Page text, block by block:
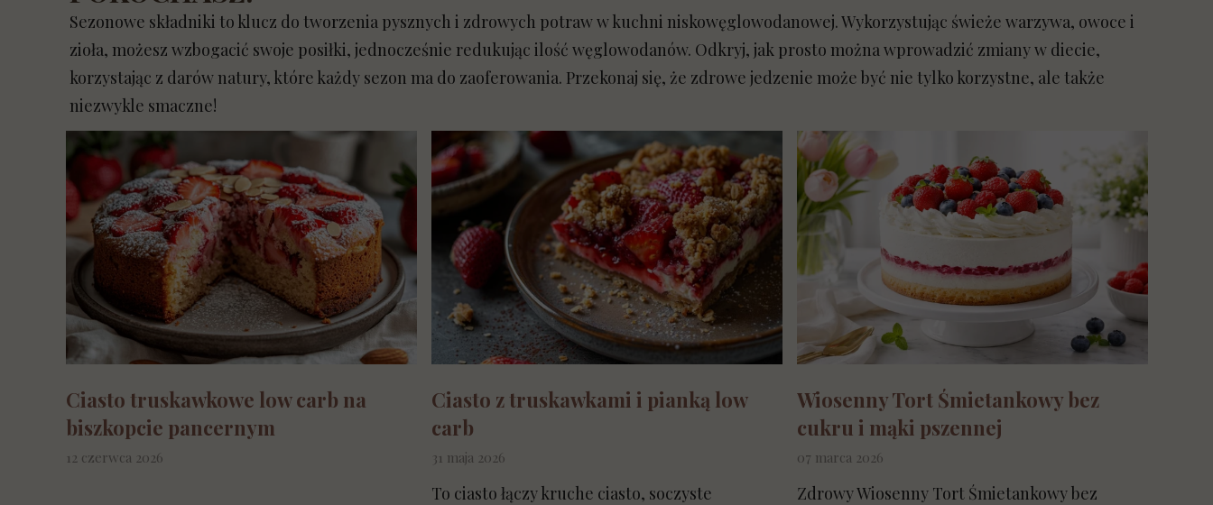
Sezonowe składniki to klucz do tworzenia pysznych i zdrowych potraw w kuchni niskowęglowodanowej. Wykorzystując świeże warzywa, owoce i
zioła, możesz wzbogacić swoje posiłki, jednocześnie redukując ilość węglowodanów. Odkryj, jak prosto można wprowadzić zmiany w diecie,
korzystając z darów natury, które każdy sezon ma do zaoferowania. Przekonaj się, że zdrowe jedzenie może być nie tylko korzystne, ale także
niezwykle smaczne!
Ciasto truskawkowe low carb na
biszkopcie pancernym
12 czerwca 2026
Ciasto z truskawkami i pianką low
carb
31 maja 2026
To ciasto łączy kruche ciasto, soczyste
Wiosenny Tort Śmietankowy bez
cukru i mąki pszennej
07 marca 2026
Zdrowy Wiosenny Tort Śmietankowy bez